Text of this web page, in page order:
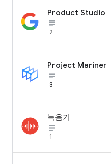
Product Studio
subject_black
2
Project Mariner
subject_black
3
녹음기
subject_black
1